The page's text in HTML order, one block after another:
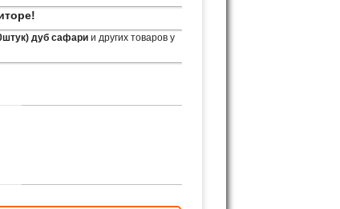
дуб сафари и других товаров у